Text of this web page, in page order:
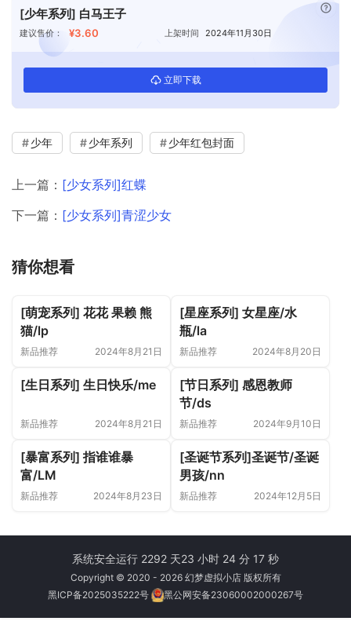
[少年系列] 白马王子
建议售价： ¥3.60 上架时间 2024年11月30日
立即下载
已
少年 少年系列 少年红包封面
上一篇： [少女系列]红蝶
下一篇： [少女系列]青涩少女
猜你想看
[萌宠系列] 花花 果赖 熊
猫/lp
新品推荐 2024年8月21日
[星座系列] 女星座/水
瓶/la
新品推荐 2024年8月20日
[生日系列] 生日快乐/me
新品推荐 2024年8月21日
[节日系列] 感恩教师
节/ds
新品推荐 2024年9月10日
[暴富系列] 指谁谁暴
富/LM
新品推荐 2024年8月23日
[圣诞节系列]圣诞节/圣诞
男孩/nn
新品推荐 2024年12月5日
系统安全运行 2292 天23 小时 24 分 17 秒
Copyright © 2020 - 2026 幻梦虚拟小店 版权所有
黑ICP备2025035222号
黑公网安备23060002000267号